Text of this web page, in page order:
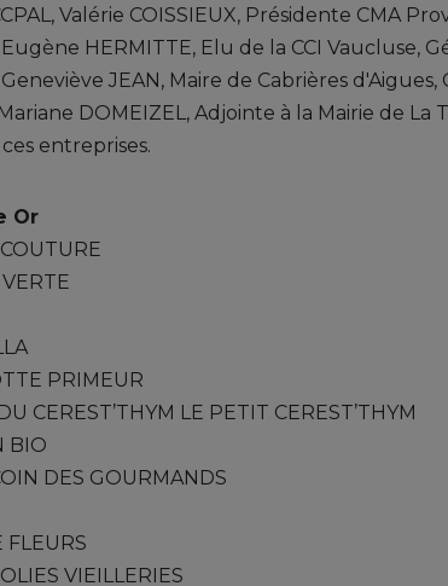
Valérie COISSIEUX, Présidente CMA
HERMITTE, Elu de la CCI Vaucluse,
Geneviève JEAN, Maire de Cabrières
DOMEIZEL, Adjointe à la Mairie de La
entreprises.
Or
PRIMEUR
CEREST’THYM LE PETIT CEREST’THYM
BIO
DES GOURMANDS
FLEURS
VIEILLERIES